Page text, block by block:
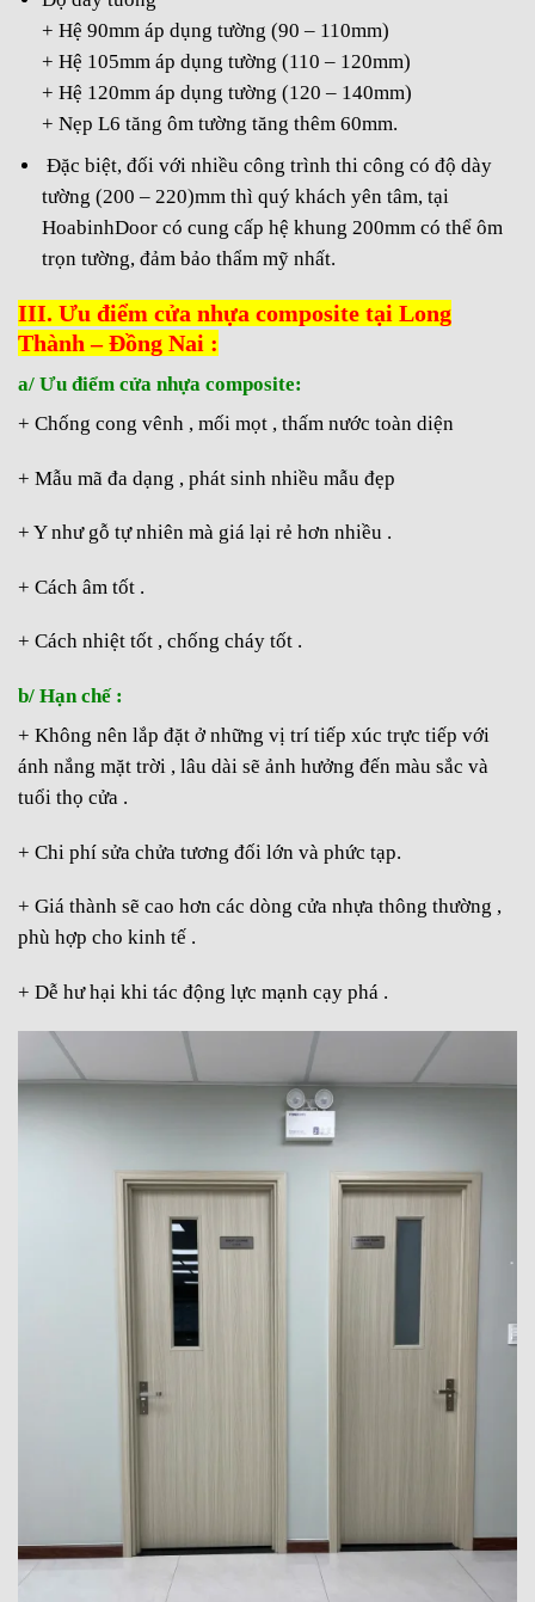
+ Hệ 90mm áp dụng tường (90 – 110mm)
+ Hệ 105mm áp dụng tường (110 – 120mm)
+ Hệ 120mm áp dụng tường (120 – 140mm)
+ Nẹp L6 tăng ôm tường tăng thêm 60mm.
Đặc biệt, đối với nhiều công trình thi công có độ dày
tường (200 – 220)mm thì quý khách yên tâm, tại
HoabinhDoor có cung cấp hệ khung 200mm có thể ôm
trọn tường, đảm bảo thẩm mỹ nhất.
III. Ưu điểm cửa nhựa composite tại Long
Thành – Đồng Nai :
a/ Ưu điểm cửa nhựa composite:
+ Chống cong vênh , mối mọt , thấm nước toàn diện
+ Mẫu mã đa dạng , phát sinh nhiều mẫu đẹp
+ Y như gỗ tự nhiên mà giá lại rẻ hơn nhiều .
+ Cách âm tốt .
+ Cách nhiệt tốt , chống cháy tốt .
b/ Hạn chế :
+ Không nên lắp đặt ở những vị trí tiếp xúc trực tiếp với
ánh nắng mặt trời , lâu dài sẽ ảnh hưởng đến màu sắc và
tuổi thọ cửa .
+ Chi phí sửa chửa tương đối lớn và phức tạp.
+ Giá thành sẽ cao hơn các dòng cửa nhựa thông thường ,
phù hợp cho kinh tế .
+ Dễ hư hại khi tác động lực mạnh cạy phá .